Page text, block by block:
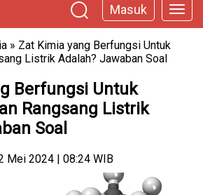
Masuk
» Zat Kimia yang Berfungsi Untuk
Listrik Adalah? Jawaban Soal
Berfungsi Untuk
Rangsang Listrik
Soal
Mei 2024 | 08:24 WIB